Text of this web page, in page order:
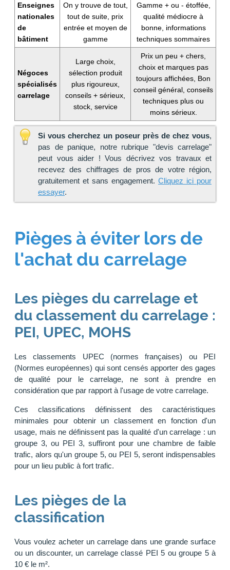
Enseignes
nationales
de
bâtiment
On y trouve de tout,
tout de suite, prix
entrée et moyen de
gamme
Gamme + ou - étoffée,
qualité médiocre à
bonne, informations
techniques sommaires
Négoces
spécialisés
carrelage
Large choix,
sélection produit
plus rigoureux,
conseils + sérieux,
stock, service
Prix un peu + chers,
choix et marques pas
toujours affichées, Bon
conseil général, conseils
techniques plus ou
moins sérieux.
Si vous cherchez un poseur près de chez vous,
pas de panique, notre rubrique "devis carrelage"
peut vous aider ! Vous décrivez vos travaux et
recevez des chiffrages de pros de votre région,
gratuitement et sans engagement. Cliquez ici pour
essayer.
Pièges à éviter lors de
l'achat du carrelage
Les pièges du carrelage et
du classement du carrelage :
PEI, UPEC, MOHS
Les classements UPEC (normes françaises) ou PEI
(Normes européennes) qui sont censés apporter des gages
de qualité pour le carrelage, ne sont à prendre en
considération que par rapport à l'usage de votre carrelage.
Ces classifications définissent des caractéristiques
minimales pour obtenir un classement en fonction d'un
usage, mais ne définissent pas la qualité d'un carrelage : un
groupe 3, ou PEI 3, suffiront pour une chambre de faible
trafic, alors qu'un groupe 5, ou PEI 5, seront indispensables
pour un lieu public à fort trafic.
Les pièges de la
classification
Vous voulez acheter un carrelage dans une grande surface
ou un discounter, un carrelage classé PEI 5 ou groupe 5 à
10 € le m².